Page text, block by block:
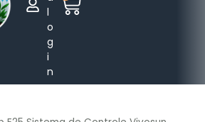
l
o
g
i
n